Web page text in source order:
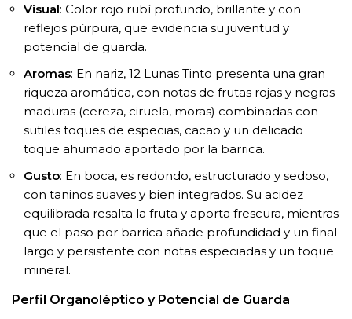
Visual: Color rojo rubí profundo, brillante y con
reflejos púrpura, que evidencia su juventud y
potencial de guarda.
Aromas: En nariz, 12 Lunas Tinto presenta una gran
riqueza aromática, con notas de frutas rojas y negras
maduras (cereza, ciruela, moras) combinadas con
sutiles toques de especias, cacao y un delicado
toque ahumado aportado por la barrica.
Gusto: En boca, es redondo, estructurado y sedoso,
con taninos suaves y bien integrados. Su acidez
equilibrada resalta la fruta y aporta frescura, mientras
que el paso por barrica añade profundidad y un final
largo y persistente con notas especiadas y un toque
mineral.
Perfil Organoléptico y Potencial de Guarda